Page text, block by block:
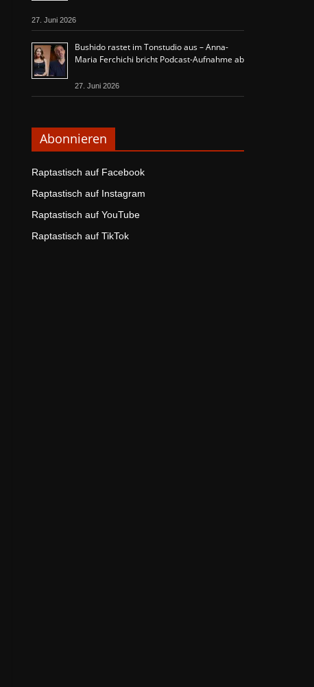
27. Juni 2026
Bushido rastet im Tonstudio aus – Anna-
Maria Ferchichi bricht Podcast-Aufnahme ab
27. Juni 2026
Abonnieren
Raptastisch auf Facebook
Raptastisch auf Instagram
Raptastisch auf YouTube
Raptastisch auf TikTok